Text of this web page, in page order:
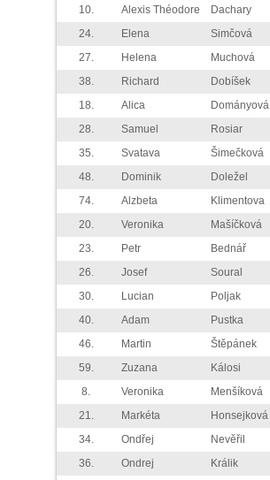
10.
Alexis Théodore Dachary
24.
Elena Simčová
27.
Helena Muchová
38.
Richard Dobíšek
18.
Alica Dományová
28.
Samuel Rosiar
35.
Svatava Šimečková
48.
Dominik Doležel
74.
Alzbeta Klimentova
20.
Veronika Mašíčková
23.
Petr Bednář
26.
Josef Soural
30.
Lucian Poljak
40.
Adam Pustka
46.
Martin Štěpánek
59.
Zuzana Kálosi
8.
Veronika Menšíková
21.
Markéta Honsejková
34.
Ondřej Nevěřil
36.
Ondrej Králik